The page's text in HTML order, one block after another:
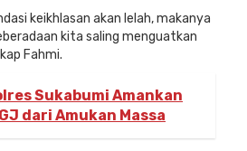
keikhlasan akan lelah, makanya
kita saling menguatkan
Fahmi.
Sukabumi Amankan
dari Amukan Massa